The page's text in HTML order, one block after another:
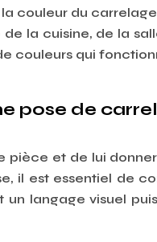
couleur du
de la cuisine, de la
couleurs qui
pose de
pièce et de lui
il est essentiel de
un langage visuel